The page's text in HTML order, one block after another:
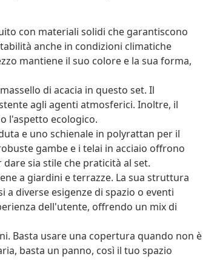
con materiali solidi che garantiscono
anche in condizioni climatiche
mantiene il suo colore e la sua forma,
di acacia in questo set. Il
agli agenti atmosferici. Inoltre, il
l'aspetto ecologico.
e uno schienale in polyrattan per il
gambe e i telai in acciaio offrono
sia stile che praticità al set.
a giardini e terrazze. La sua struttura
diverse esigenze di spazio o eventi
dell'utente, offrendo un mix di
Basta usare una copertura quando non è
basta un panno, così il tuo spazio